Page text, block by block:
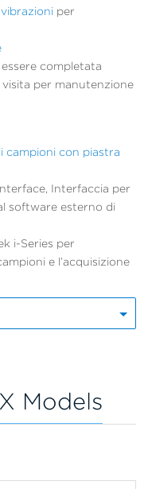
per
completata
per manutenzione
campioni con piastra
Interfaccia per
software esterno di
i-Series per
e l’acquisizione
Models